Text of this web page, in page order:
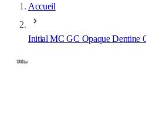
Accueil
Initial MC GC Opaque Dentine